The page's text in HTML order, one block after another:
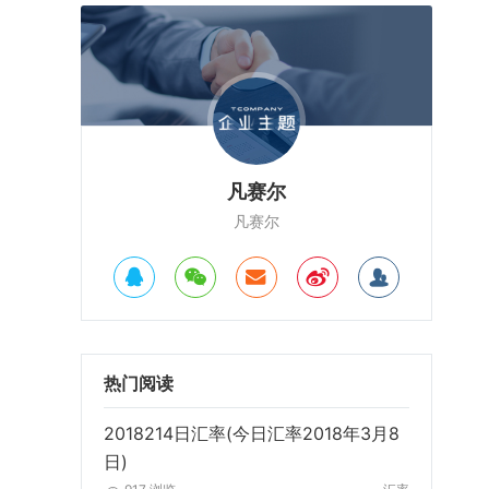
凡赛尔
凡赛尔
热门阅读
2018214日汇率(今日汇率2018年3月8
日)